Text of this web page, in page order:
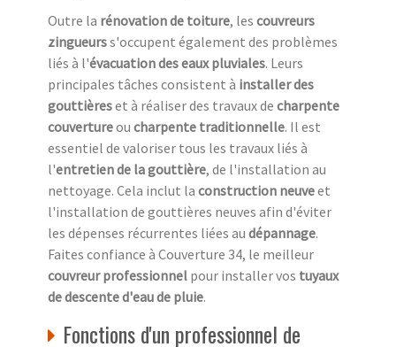
Outre la rénovation de toiture, les couvreurs
zingueurss'occupent également des problèmes
liés à l'évacuation des eaux pluviales. Leurs
principales tâches consistent à installer des
gouttièreset à réaliser des travaux de charpente
couvertureou charpente traditionnelle. Il est
essentiel de valoriser tous les travaux liés à
l'entretien de la gouttière, de l'installation au
nettoyage. Cela inclut la construction neuveet
l'installation de gouttières neuves afin d'éviter
les dépenses récurrentes liées au dépannage.
Faites confiance à Couverture 34, le meilleur
couvreur professionnel pour installer vos tuyaux
de descente d'eau de pluie.
Fonctions d'un professionnel de